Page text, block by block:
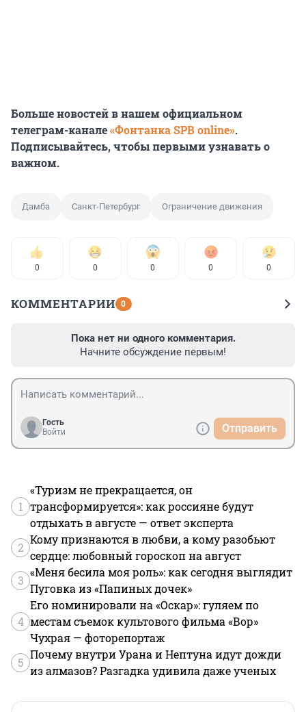
Больше новостей в нашем официальном
телеграм-канале«Фонтанка SPB online».
Подписывайтесь, чтобы первыми узнавать о
важном.
Дамба Санкт-Петербург Ограничение движения
0 0 0 0 0
КОММЕНТАРИИ 0
Пока нет ни одного комментария.
Начните обсуждение первым!
Гость
Войти
Отправить
1
«Туризм не прекращается, он
трансформируется»: как россияне будут
отдыхать в августе — ответ эксперта
2
Кому признаются в любви, а кому разобьют
сердце: любовный гороскоп на август
3
«Меня бесила моя роль»: как сегодня выглядит
Пуговка из «Папиных дочек»
4
Его номинировали на «Оскар»: гуляем по
местам съемок культового фильма «Вор»
Чухрая — фоторепортаж
5
Почему внутри Урана и Нептуна идут дожди
из алмазов? Разгадка удивила даже ученых